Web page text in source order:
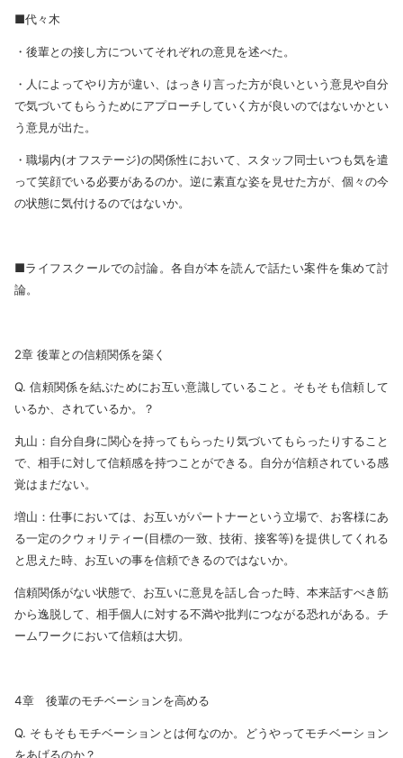
■代々木
・後輩との接し方についてそれぞれの意見を述べた。
・人によってやり方が違い、はっきり言った方が良いという意見や自分
で気づいてもらうためにアプローチしていく方が良いのではないかとい
う意見が出た。
・職場内(オフステージ)の関係性において、スタッフ同士いつも気を遣
って笑顔でいる必要があるのか。逆に素直な姿を見せた方が、個々の今
の状態に気付けるのではないか。
■ライフスクールでの討論。各自が本を読んで話たい案件を集めて討
論。
2章 後輩との信頼関係を築く
Q. 信頼関係を結ぶためにお互い意識していること。そもそも信頼して
いるか、されているか。？
丸山：自分自身に関心を持ってもらったり気づいてもらったりすること
で、相手に対して信頼感を持つことができる。自分が信頼されている感
覚はまだない。
増山：仕事においては、お互いがパートナーという立場で、お客様にあ
る一定のクウォリティー(目標の一致、技術、接客等)を提供してくれる
と思えた時、お互いの事を信頼できるのではないか。
信頼関係がない状態で、お互いに意見を話し合った時、本来話すべき筋
から逸脱して、相手個人に対する不満や批判につながる恐れがある。チ
ームワークにおいて信頼は大切。
4章 後輩のモチベーションを高める
Q. そもそもモチベーションとは何なのか。どうやってモチベーション
をあげるのか？